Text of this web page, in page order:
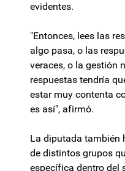
evidentes.
"Entonces, lees las
algo pasa, o las
veraces, o la gestión
respuestas tendría
estar muy contenta
es así", afirmó.
La diputada también
de distintos grupos
específica dentro del